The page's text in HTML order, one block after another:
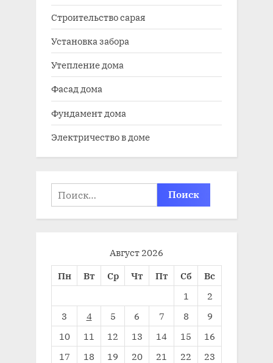
Строительство сарая
Установка забора
Утепление дома
Фасад дома
Фундамент дома
Электричество в доме
Найти:
Август 2026
Пн
Вт Ср Чт Пт Сб
Вс
1
2
3
4 5 6 7 8
9
10
11 12 13 14 15
16
17
18 19 20 21 22
23